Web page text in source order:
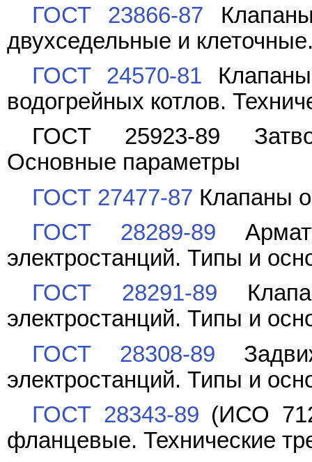
ГОСТ 23866-87
двухседельные и
ГОСТ 24570-81
водогрейных котлов.
ГОСТ 25923-89
Основные параметры
ГОСТ 27477-87 Клапаны
ГОСТ 28289-89
электростанций. Типы и
ГОСТ 28291-89
электростанций. Типы и
ГОСТ 28308-89
электростанций. Типы и
ГОСТ 28343-89 (ИСО
фланцевые. Технические